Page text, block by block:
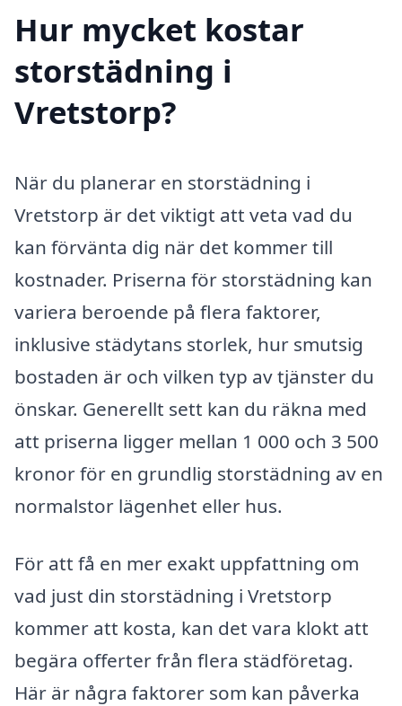
Hur mycket kostar
storstädning i
Vretstorp?
När du planerar en storstädning i
Vretstorp är det viktigt att veta vad du
kan förvänta dig när det kommer till
kostnader. Priserna för storstädning kan
variera beroende på flera faktorer,
inklusive städytans storlek, hur smutsig
bostaden är och vilken typ av tjänster du
önskar. Generellt sett kan du räkna med
att priserna ligger mellan 1 000 och 3 500
kronor för en grundlig storstädning av en
normalstor lägenhet eller hus.
För att få en mer exakt uppfattning om
vad just din storstädning i Vretstorp
kommer att kosta, kan det vara klokt att
begära offerter från flera städföretag.
Här är några faktorer som kan påverka